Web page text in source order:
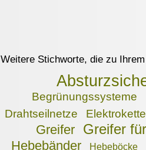
Weitere Stichworte, die zu
Begrünungssysteme
Drahtseilnetze
Greifer Greifer
Hebebänder Hebeböcke